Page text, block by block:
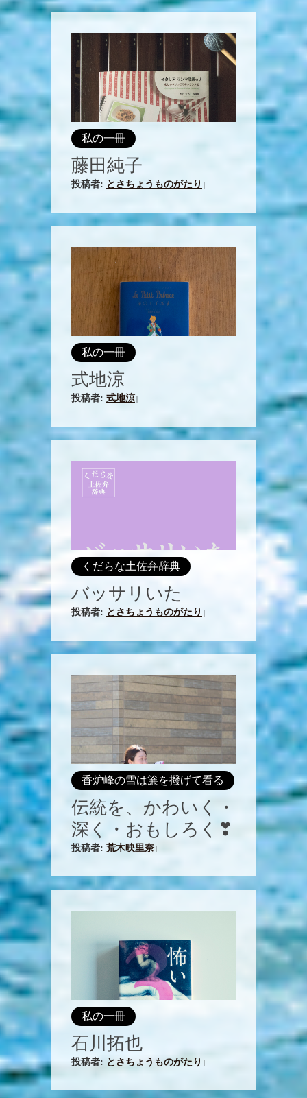
私の一冊
藤田純子
投稿者: とさちょうものがたり
私の一冊
式地涼
投稿者: 式地涼
くだらな土佐弁辞典
バッサリいた
投稿者: とさちょうものがたり
香炉峰の雪は簾を撥げて看る
伝統を、かわいく・
深く・おもしろく❣
投稿者: 荒木映里奈
私の一冊
石川拓也
投稿者: とさちょうものがたり